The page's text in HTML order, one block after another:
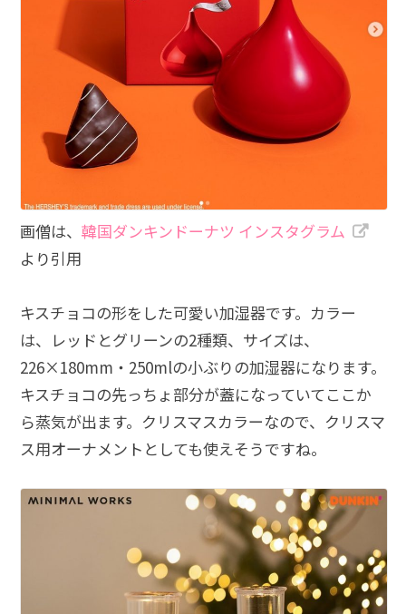
画僧は、 韓国ダンキンドーナツ インスタグラム
より引用
キスチョコの形をした可愛い加湿器です。カラー
は、レッドとグリーンの2種類、サイズは、
226×180mm・250mlの小ぶりの加湿器になります。
キスチョコの先っちょ部分が蓋になっていてここか
ら蒸気が出ます。クリスマスカラーなので、クリスマ
ス用オーナメントとしても使えそうですね。